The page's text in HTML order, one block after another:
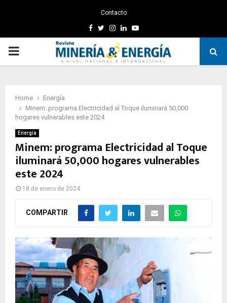
Contacto
Facebook
TwitterInstagram
LinkedinYoutube
PRIMARY
Home
Energía
Minem: programa Electricidad al Toque iluminará 50,000
hogares vulnerables este 2024
Energía
Minem: programa Electricidad al Toque
iluminará 50,000 hogares vulnerables
este 2024
18 de enero de 2024
COMPARTIR